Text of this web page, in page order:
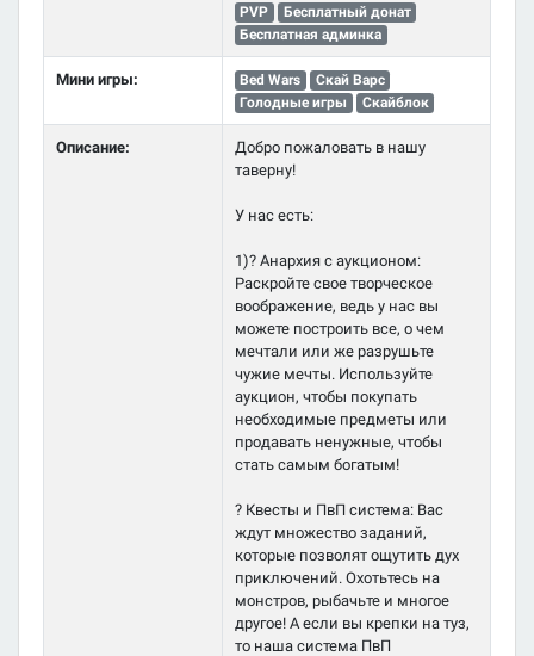
PVP
Бесплатный донат
Бесплатная админка
Мини игры: Bed Wars
Скай Варс
Голодные игры
Скайблок
Описание:
Добро пожаловать в нашу
таверну!
У нас есть:
1)? Анархия с аукционом:
Раскройте свое творческое
воображение, ведь у нас вы
можете построить все, о чем
мечтали или же разрушьте
чужие мечты. Используйте
аукцион, чтобы покупать
необходимые предметы или
продавать ненужные, чтобы
стать самым богатым!
? Квесты и ПвП система: Вас
ждут множество заданий,
которые позволят ощутить дух
приключений. Охотьтесь на
монстров, рыбачьте и многое
другое! А если вы крепки на туз,
то наша система ПвП